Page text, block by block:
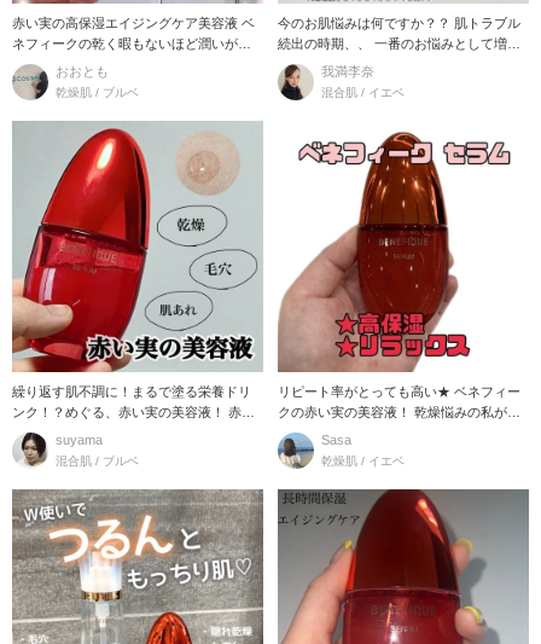
赤い実の高保湿エイジングケア美容液 ベ
ネフィークの乾く暇もないほど潤いが湧
き上がる高保湿
おおとも
乾燥肌 / ブルベ
今のお肌悩みは何ですか？？ 肌トラブル
続出の時期、、 一番のお悩みとして増え
てくるのが か
我満李奈
混合肌 / イエベ
繰り返す肌不調に！まるで塗る栄養ドリ
ンク！？めぐる、赤い実の美容液！ 赤い
粒々のカプセ
suyama
混合肌 / ブルベ
リピート率がとっても高い★ ベネフィー
クの赤い実の美容液！ 乾燥悩みの私が、
乾燥を感じにく
Sasa
乾燥肌 / イエベ